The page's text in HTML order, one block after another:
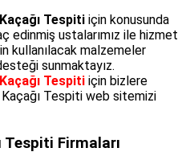
Tespiti için konusunda
edinmiş ustalarımız ile hizmet
kullanılacak malzemeler
sunmaktayız.
Tespiti için bizlere
Tespiti web sitemizi
Tespiti Firmaları